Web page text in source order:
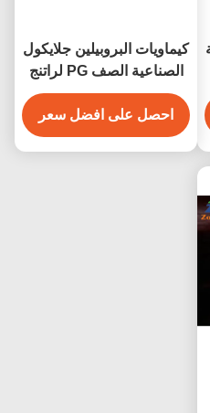
كيماويات البروبيلين جلايكول
الصناعية الصف PG لراتنج
الايبوكسي CAS 57-55-6
احصل على افضل سعر